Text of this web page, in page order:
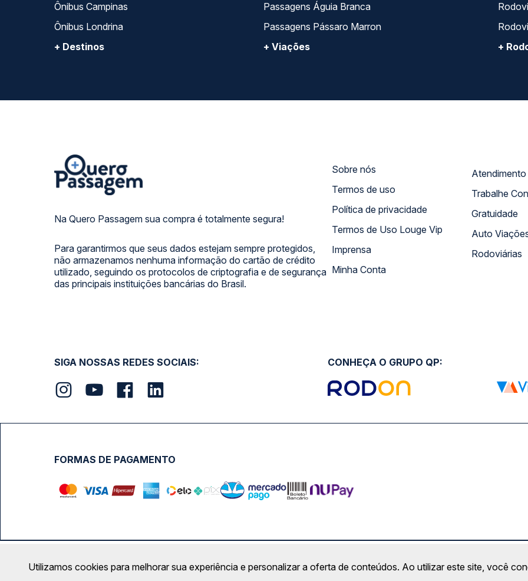
Ônibus Campinas
Ônibus Londrina
+ Destinos
Passagens Águia Branca
Passagens Pássaro Marron
+ Viações
+
Na Quero Passagem sua compra é totalmente segura!
Para garantirmos que seus dados estejam sempre protegidos,
não armazenamos nenhuma informação do cartão de crédito
utilizado, seguindo os protocolos de criptografia e de segurança
das principais instituições bancárias do Brasil.
Sobre nós
Termos de uso
Política de privacidade
Termos de Uso Louge Vip
Imprensa
Minha Conta
Trabalhe
Gratuidade
Auto
Rodoviárias
SIGA NOSSAS REDES SOCIAIS: CONHEÇA O GRUPO QP:
FORMAS DE PAGAMENTO
Calçada das Margaridas, 163 - Sala 02 - Condomínio Centro Comercial Alphaville, Barueri - SP | CEP: 06453-038 |
Utilizamos cookies para melhorar sua experiência e personalizar a oferta de conteúdos. Ao utilizar este site, você